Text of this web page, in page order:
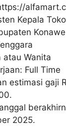
Kepala Toko
atau Wanita
Full Time
estimasi gaji
.
2025.